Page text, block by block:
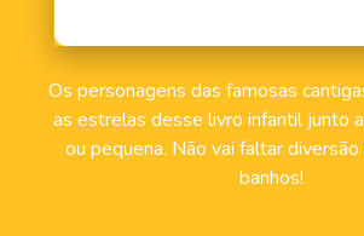
Os personagens das famosas
as estrelas desse livro infantil junto
ou pequena. Não vai faltar
banhos!